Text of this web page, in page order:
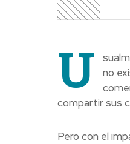
U
no
compartir sus
Pero con el